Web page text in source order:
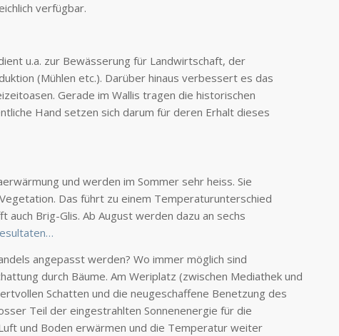
verfügbar.
u.a. zur Bewässerung für Landwirtschaft, der
(Mühlen etc.). Darüber hinaus verbessert es das
Gerade im Wallis tragen die historischen
Hand setzen sich darum für deren Erhalt dieses
und werden im Sommer sehr heiss. Sie
Das führt zu einem Temperaturunterschied
Brig-Glis. Ab August werden dazu an sechs
angepasst werden? Wo immer möglich sind
durch Bäume. Am Weriplatz (zwischen Mediathek und
Schatten und die neugeschaffene Benetzung des
Teil der eingestrahlten Sonnenenergie für die
und Boden erwärmen und die Temperatur weiter